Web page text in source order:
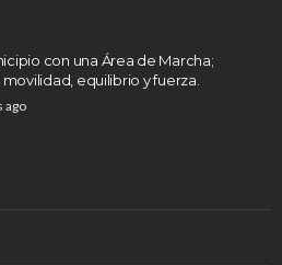
con una Área de Marcha;
equilibrio y fuerza.
ago